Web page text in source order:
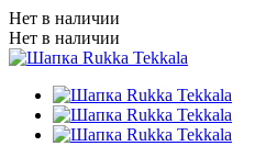
Нет в наличии
Нет в наличии